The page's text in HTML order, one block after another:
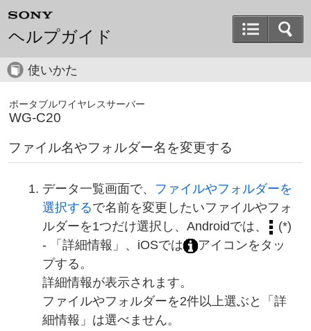
ヘルプガイド
使いかた
ポータブルワイヤレスサーバー
WG-C20
ファイル名やフォルダー名を変更する
データ一覧画面で、
ファイルやフォルダーを
選択するで名前を変更したいファイルやフォ
ルダーを1つだけ選択し、Androidでは、
(*)
- 「詳細情報」、iOSでは
アイコンをタッ
プする。
詳細情報が表示されます。
ファイルやフォルダーを2件以上選ぶと「詳
細情報」は選べません。